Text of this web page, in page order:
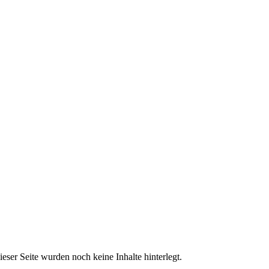
Seite wurden noch keine Inhalte hinterlegt.